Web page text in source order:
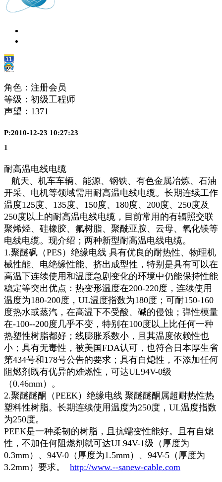
角色：注册会员
等级：初级工程师
声望： 1371
P:2010-12-23 10:27:23
1
耐高温电线电缆
航天、机车车辆、能源、钢铁、有色金属冶炼、石油
开采、电机等领域需用耐高温电线电缆。长期连续工作
温度125度、135度、150度、180度、200度、250度及
250度以上的耐高温电线电缆，目前常用的有辐照交联
聚烯烃、硅橡胶、氟树脂、聚酰亚胺、云母、氧化镁等
电线电缆。现介绍；两种新型耐高温电线电缆。
1.聚醚砜（PES）绝缘电线 具有优良的耐热性、物理机
械性能、电绝缘性能、挤出成型性，特别是具有可以在
高温下连续使用和温度急剧变化的环境中仍能保持性能
稳定等突出优点：热变形温度在200-220度，连续使用
温度为180-200度，UL温度指数为180度；可耐150-160
度热水或蒸汽，在高温下不受酸、碱的侵蚀；弹性模量
在-100--200度几乎不变，特别在100度以上比任何一种
热塑性树脂都好；线膨胀系数小，且其温度依赖性也
小；具有无毒性，被美国FDA认可，也符合日本厚生省
第434号和178号公告的要求；具有自熄性，不添加任何
阻燃剂既有优异的难燃性，可达UL94V-0级
（0.46mm）。
2.聚醚醚酮（PEEK）绝缘电线 聚醚醚酮属超耐热性热
塑料性树脂。长期连续使用温度为250度，UL温度指数
为250度。
PEEK是一种柔韧的树脂，且抗蠕变性能好。且有自熄
性，不加任何阻燃剂就可达UL94V-1级（厚度为
0.3mm）、94V-0（厚度为1.5mm）、94V-5（厚度为
3.2mm）要求。 http://www.--sanew-cable.com